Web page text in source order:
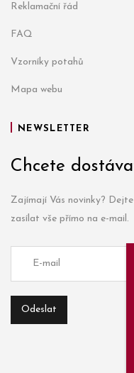
Reklamační řád
FAQ
Vzorníky potahů
Mapa webu
NEWSLETTER
Chcete
Zajímají Vás novinky?
zasílat vše přímo na e-mail.